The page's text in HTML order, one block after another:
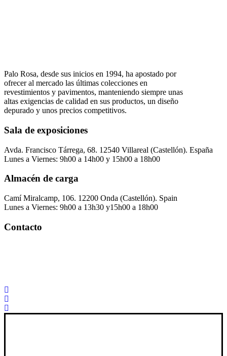
Palo Rosa, desde sus inicios en 1994, ha apostado por
ofrecer al mercado las últimas colecciones en
revestimientos y pavimentos, manteniendo siempre unas
altas exigencias de calidad en sus productos, un diseño
depurado y unos precios competitivos.
Sala de exposiciones
Avda. Francisco Tárrega, 68. 12540 Villareal (Castellón). España
Lunes a Viernes: 9h00 a 14h00 y 15h00 a 18h00
Almacén de carga
Camí Miralcamp, 106. 12200 Onda (Castellón). Spain
Lunes a Viernes: 9h00 a 13h30 y15h00 a 18h00
Contacto